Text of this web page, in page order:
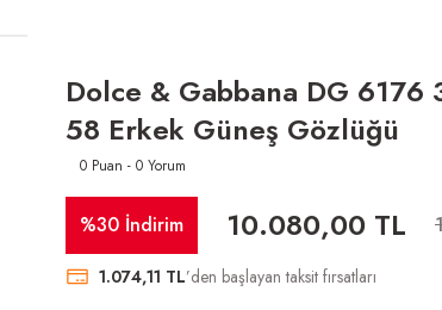
Dolce & Gabbana DG
58 Erkek Güneş Gözlüğü
0 Puan - 0 Yorum
%30 İndirim 10.080,00 TL
1.074,11 TL’den başlayan taksit fırsatları